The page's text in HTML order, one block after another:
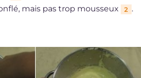
mais pas trop mousseux
2 .